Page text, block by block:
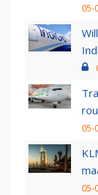
05-
05-
05-